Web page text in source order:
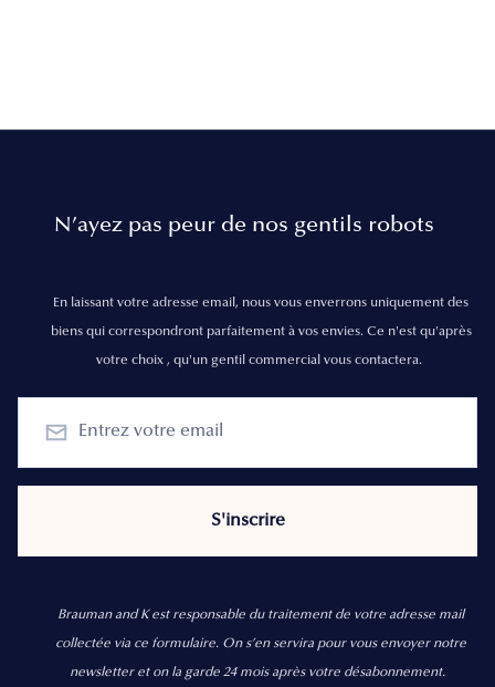
N’ayez pas peur de nos gentils robots
En laissant votre adresse email, nous vous enverrons uniquement des
biens qui correspondront parfaitement à vos envies. Ce n'est qu'après
votre choix , qu'un gentil commercial vous contactera.
Brauman and K est responsable du traitement de votre adresse mail
collectée via ce formulaire. On s’en servira pour vous envoyer notre
newsletter et on la garde 24 mois après votre désabonnement.